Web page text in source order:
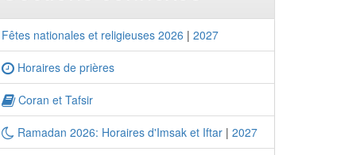
Fêtes nationales et religieuses 2026 | 2027
Horaires de prières
Coran et Tafsir
Ramadan 2026: Horaires d'Imsak et Iftar | 2027